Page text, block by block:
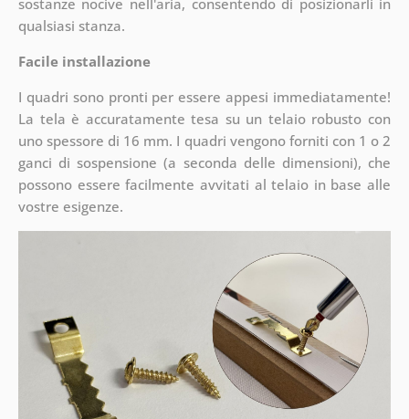
sostanze nocive nell'aria, consentendo di posizionarli in
qualsiasi stanza.
Facile installazione
I quadri sono pronti per essere appesi immediatamente!
La tela è accuratamente tesa su un telaio robusto con
uno spessore di 16 mm. I quadri vengono forniti con 1 o 2
ganci di sospensione (a seconda delle dimensioni), che
possono essere facilmente avvitati al telaio in base alle
vostre esigenze.